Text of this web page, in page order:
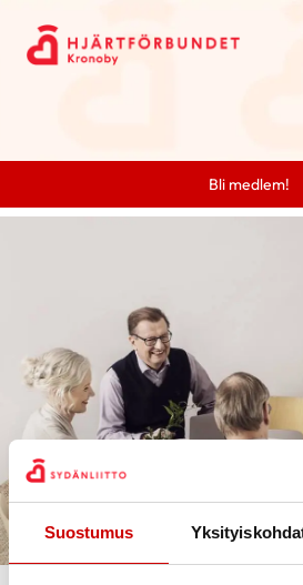
Suostumus
Bli medlem!
Styrelsen i
Kronoby